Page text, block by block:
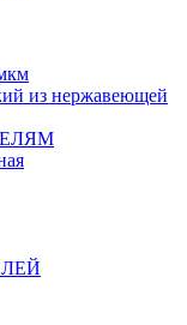
из нержавеющей